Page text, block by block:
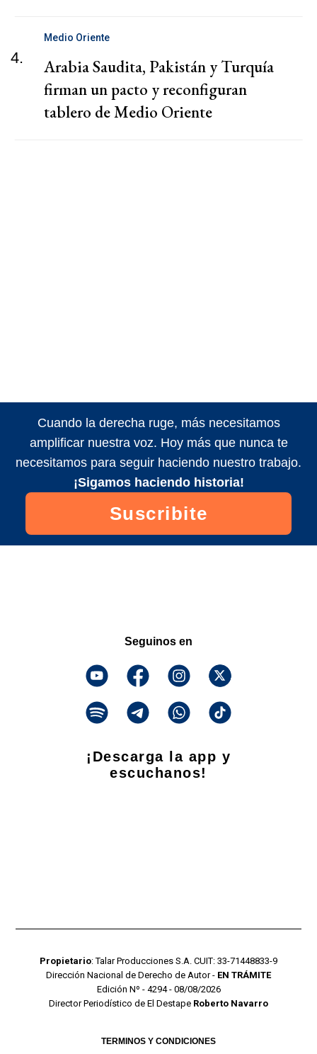
4.
Medio Oriente
Arabia Saudita, Pakistán y Turquía
firman un pacto y reconfiguran
tablero de Medio Oriente
Cuando la derecha ruge, más necesitamos
amplificar nuestra voz. Hoy más que nunca te
necesitamos para seguir haciendo nuestro trabajo.
¡Sigamos haciendo historia!
Suscribite
Seguinos en
¡Descarga la app y
escuchanos!
Propietario: Talar Producciones S.A. CUIT: 33-71448833-9
Dirección Nacional de Derecho de Autor - EN TRÁMITE
Edición Nº - 4294 - 08/08/2026
Director Periodístico de El Destape Roberto Navarro
TERMINOS Y CONDICIONES